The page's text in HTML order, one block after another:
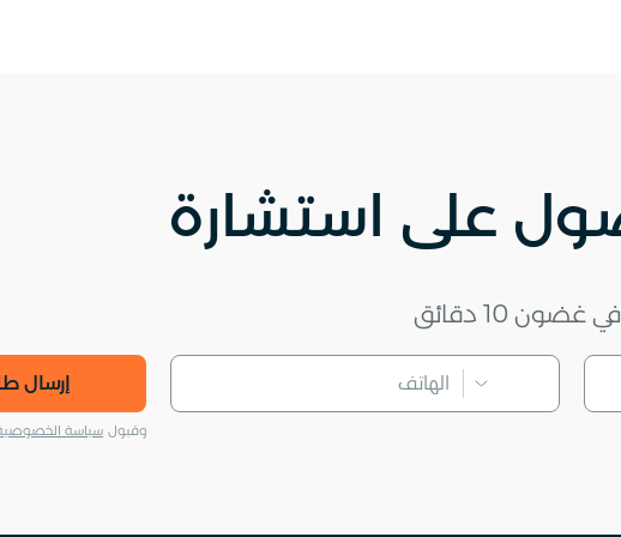
على استشارة
10 دقائق
إرسال
وقبول سياسة